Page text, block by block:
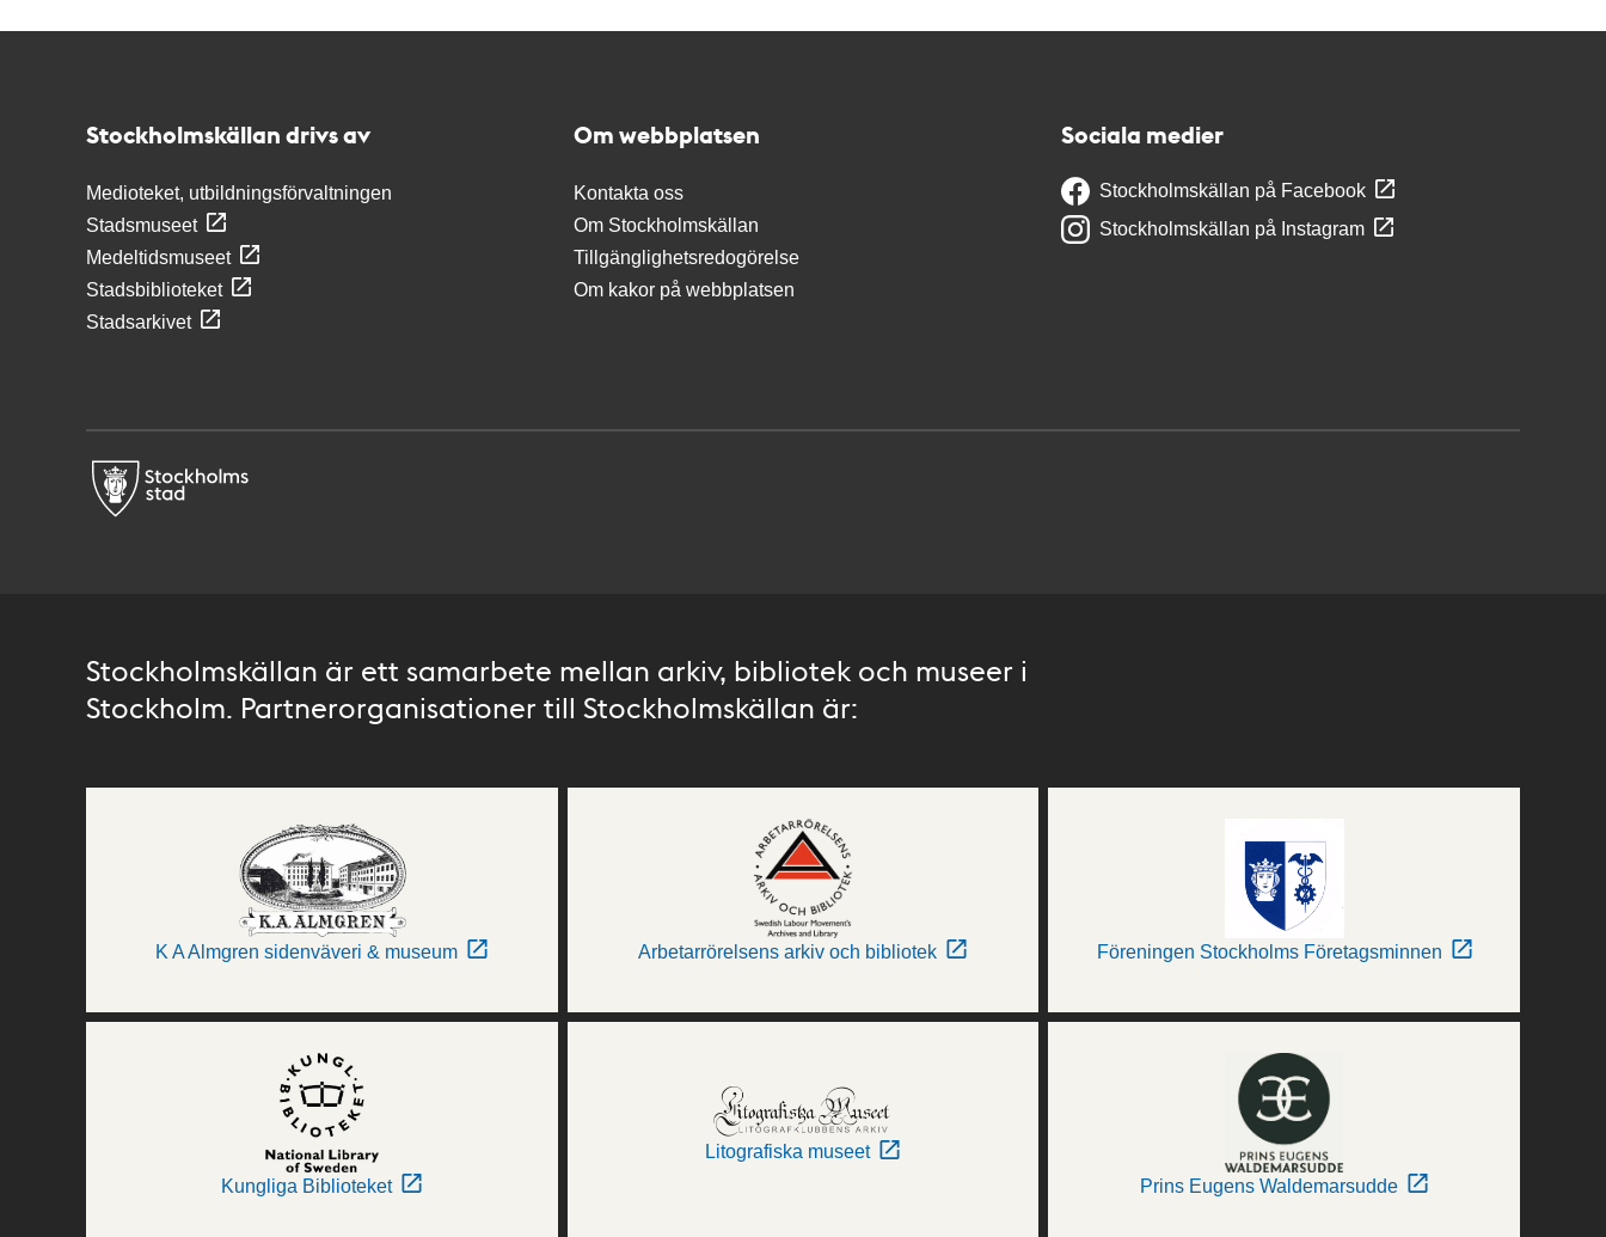
Stockholmskällan drivs av
Medioteket, utbildningsförvaltningen
Stadsmuseet
Medeltidsmuseet
Stadsbiblioteket
Stadsarkivet
Om webbplatsen
Kontakta oss
Om Stockholmskällan
Tillgänglighetsredogörelse
Om kakor på webbplatsen
Sociala medier
Stockholmskällan på Facebook
Stockholmskällan på Instagram
Stockholmskällan är ett samarbete mellan arkiv, bibliotek och museer i
Stockholm. Partnerorganisationer till Stockholmskällan är:
K A Almgren sidenväveri & museum Arbetarrörelsens arkiv och bibliotek Föreningen Stockholms Företagsminnen
Kungliga Biblioteket
Litografiska museet
Prins Eugens Waldemarsudde